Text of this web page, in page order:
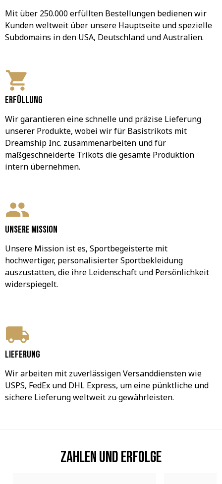
Mit über 250.000 erfüllten Bestellungen bedienen wir
Kunden weltweit über unsere Hauptseite und spezielle
Subdomains in den USA, Deutschland und Australien.
Erfüllung
Wir garantieren eine schnelle und präzise Lieferung
unserer Produkte, wobei wir für Basistrikots mit
Dreamship Inc. zusammenarbeiten und für
maßgeschneiderte Trikots die gesamte Produktion
intern übernehmen.
Unsere Mission
Unsere Mission ist es, Sportbegeisterte mit
hochwertiger, personalisierter Sportbekleidung
auszustatten, die ihre Leidenschaft und Persönlichkeit
widerspiegelt.
Lieferung
Wir arbeiten mit zuverlässigen Versanddiensten wie
USPS, FedEx und DHL Express, um eine pünktliche und
sichere Lieferung weltweit zu gewährleisten.
Zahlen und Erfolge